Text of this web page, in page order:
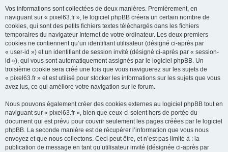
Vos informations sont collectées de deux manières. Premièrement, en
naviguant sur « pixel63.fr », le logiciel phpBB créera un certain nombre de
cookies, qui sont des petits fichiers textes téléchargés dans les fichiers
temporaires du navigateur Internet de votre ordinateur. Les deux premiers
cookies ne contiennent qu’un identifiant utilisateur (désigné ci-après par
« user-id ») et un identifiant de session invité (désigné ci-après par « session-
id »), qui vous sont automatiquement assignés par le logiciel phpBB. Un
troisième cookie sera créé une fois que vous naviguerez sur les sujets de
« pixel63.fr » et est utilisé pour stocker les informations sur les sujets que vous
avez lus, ce qui améliore votre navigation sur le forum.
Nous pouvons également créer des cookies externes au logiciel phpBB tout en
naviguant sur « pixel63.fr », bien que ceux-ci soient hors de portée du
document qui est prévu pour couvrir seulement les pages créées par le logiciel
phpBB. La seconde manière est de récupérer l’information que vous nous
envoyez et que nous collectons. Ceci peut être, et n’est pas limité à : la
publication de message en tant qu’utilisateur invité (désignée ci-après par